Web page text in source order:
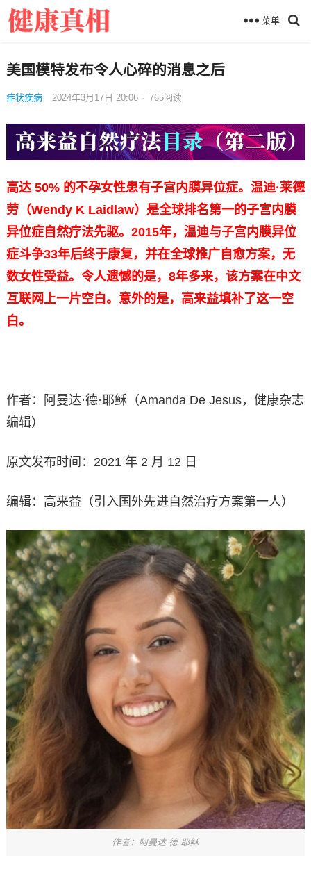
菜单
美国模特发布令人心碎的消息之后
症状疾病 2024年3月17日 20:06 · 765阅读
高达 50% 的不孕女性患有子宫内膜异位症。温迪·莱德
劳（Wendy K Laidlaw）是全球排名第一的子宫内膜
异位症自然疗法先驱。2015年，温迪与子宫内膜异位
症斗争33年后终于康复，并在全球推广自愈方案，无
数女性受益。令人遗憾的是，8年多来，该方案在中文
互联网上一片空白。意外的是，高来益填补了这一空
白。
作者：阿曼达·德·耶稣（Amanda De Jesus，健康杂志
编辑）
原文发布时间：2021 年 2 月 12 日
编辑：高来益（引入国外先进自然治疗方案第一人）
作者：阿曼达·德·耶稣